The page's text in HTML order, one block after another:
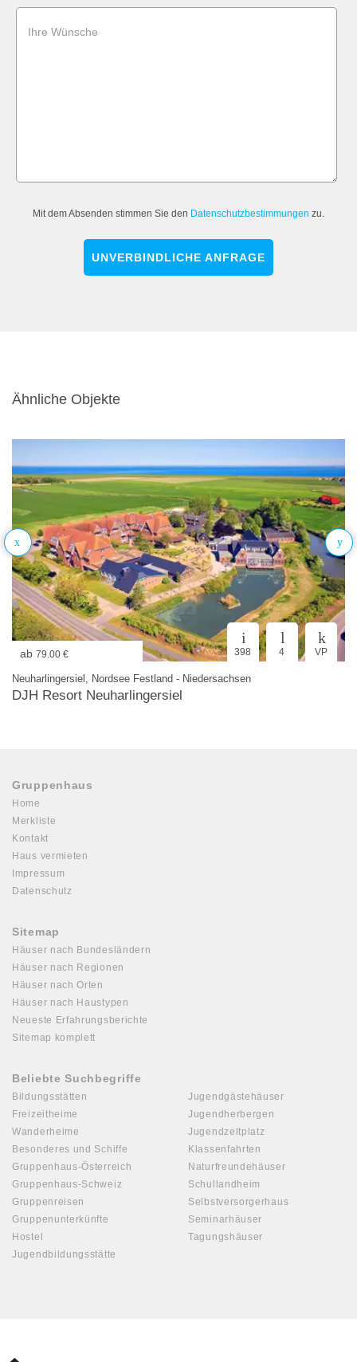
Ihre Wünsche
Mit dem Absenden stimmen Sie den Datenschutzbestimmungen zu.
UNVERBINDLICHE ANFRAGE
Ähnliche Objekte
ab 79.00 € 398 4 VP
Neuharlingersiel, Nordsee Festland - Niedersachsen
DJH Resort Neuharlingersiel
Gruppenhaus
Home
Merkliste
Kontakt
Haus vermieten
Impressum
Datenschutz
Sitemap
Häuser nach Bundesländern
Häuser nach Regionen
Häuser nach Orten
Häuser nach Haustypen
Neueste Erfahrungsberichte
Sitemap komplett
Beliebte Suchbegriffe
Bildungsstätten
Freizeitheime
Wanderheime
Besonderes und Schiffe
Gruppenhaus-Österreich
Gruppenhaus-Schweiz
Gruppenreisen
Gruppenunterkünfte
Hostel
Jugendbildungsstätte
Jugendgästehäuser
Jugendherbergen
Jugendzeltplatz
Klassenfahrten
Naturfreundehäuser
Schullandheim
Selbstversorgerhaus
Seminarhäuser
Tagungshäuser